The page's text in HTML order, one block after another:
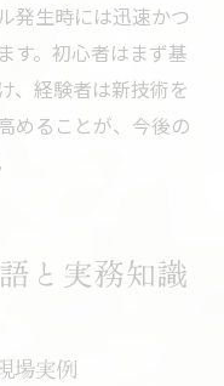
発生時には迅速かつ
す。初心者はまず基
、経験者は新技術を
めることが、今後の
と実務知識
場実例